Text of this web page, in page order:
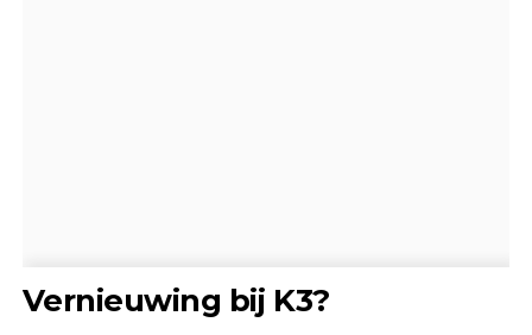
Vernieuwing bij K3?